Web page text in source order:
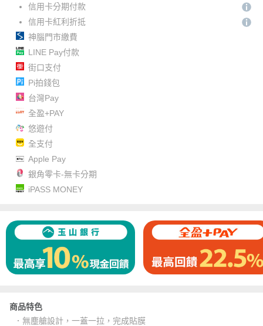
信用卡分期付款
信用卡紅利折抵
神腦門市繳費
LINE Pay付款
街口支付
Pi拍錢包
台灣Pay
全盈+PAY
悠遊付
全支付
Apple Pay
銀角零卡-無卡分期
iPASS MONEY
商品特色
．無塵艙設計，一蓋一拉，完成貼膜